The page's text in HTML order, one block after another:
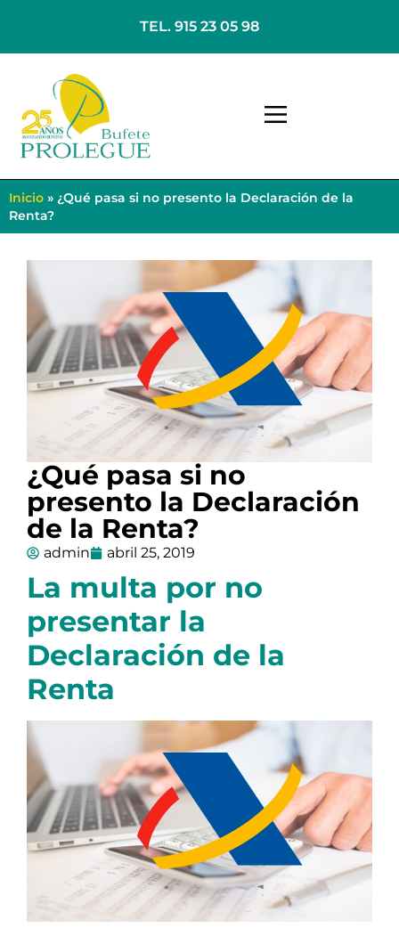
TEL. 915 23 05 98
Inicio » ¿Qué pasa si no presento la Declaración de la
Renta?
¿Qué pasa si no
presento la Declaración
de la Renta?
admin abril 25, 2019
La multa por no
presentar la
Declaración de la
Renta